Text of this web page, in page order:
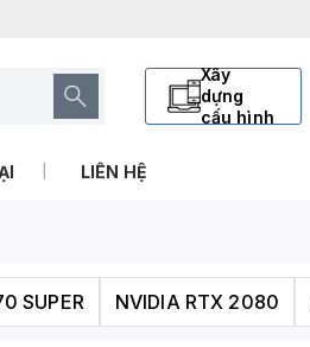
Xây
dựng
cấu hình
LIÊN HỆ
SUPER NVIDIA RTX 2080